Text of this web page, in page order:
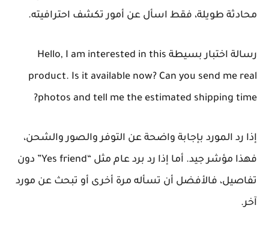
محادثة طويلة، فقط اسأل عن أمور تكشف احترافيته.
رسالة اختبار بسيطة Hello, I am interested in this
product. Is it available now? Can you send me real
photos and tell me the estimated shipping time?
إذا رد المورد بإجابة واضحة عن التوفر والصور والشحن،
فهذا مؤشر جيد. أما إذا رد برد عام مثل “Yes friend” دون
تفاصيل، فالأفضل أن تسأله مرة أخرى أو تبحث عن مورد
آخر.